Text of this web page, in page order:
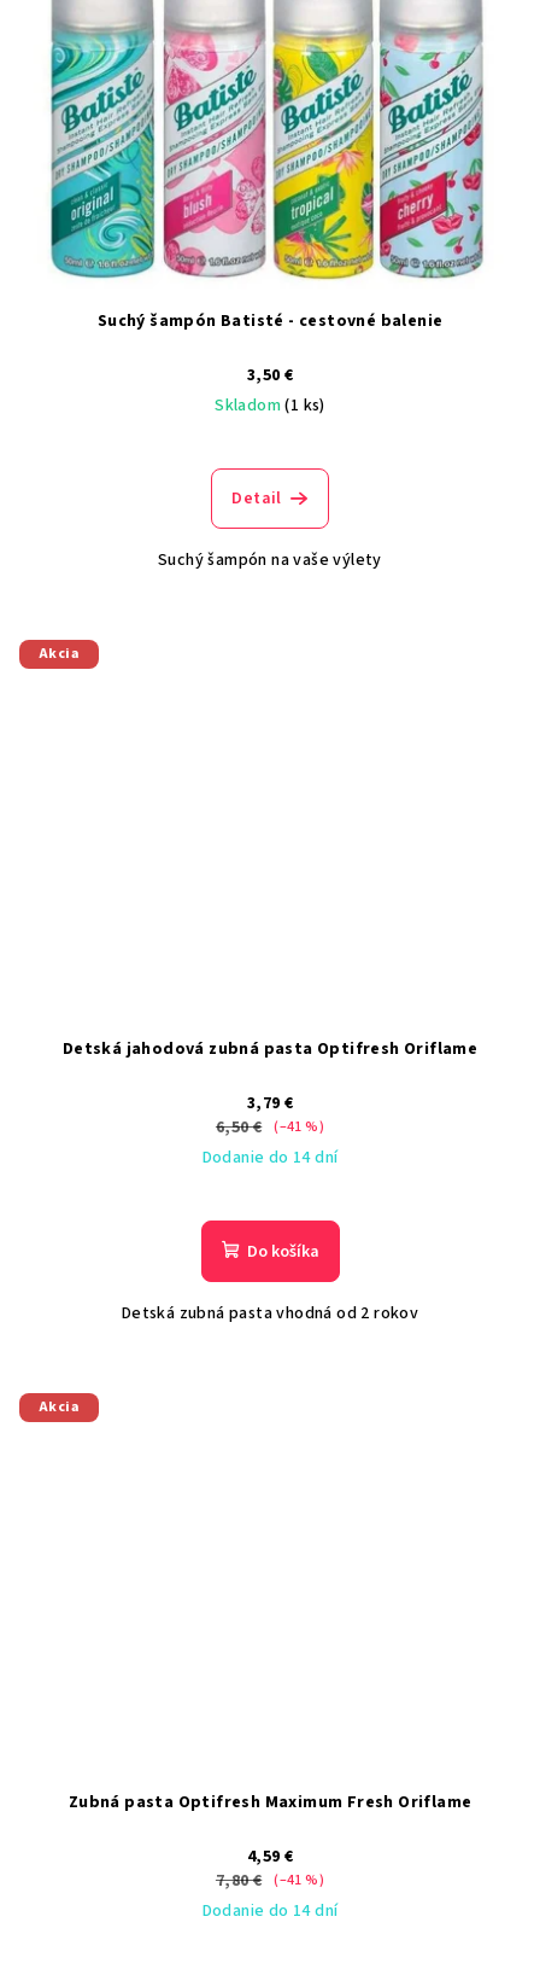
Suchý šampón Batisté - cestovné balenie
3,50 €
Skladom(1 ks)
Detail
Suchý šampón na vaše výlety
Akcia
Detská jahodová zubná pasta Optifresh Oriflame
3,79 €
6,50 € (–41 %)
Dodanie do 14 dní
Do košíka
Detská zubná pasta vhodná od 2 rokov
Akcia
Zubná pasta Optifresh Maximum Fresh Oriflame
4,59 €
7,80 € (–41 %)
Dodanie do 14 dní